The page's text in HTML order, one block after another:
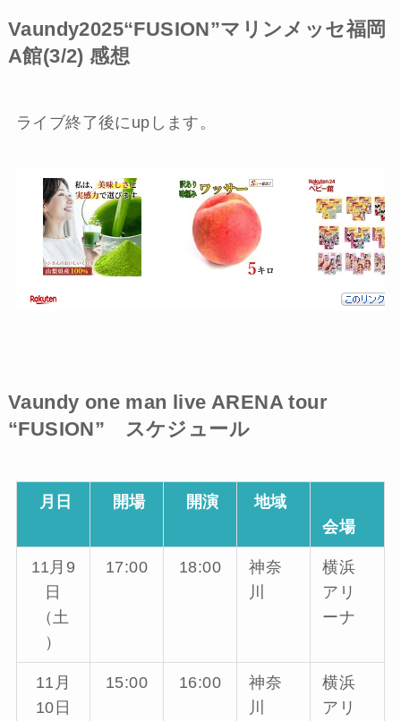
Vaundy2025“FUSION”マリンメッセ福岡
A館(3/2) 感想
ライブ終了後にupします。
Vaundy one man live ARENA tour
“FUSION” スケジュール
月日 開場 開演
地域
会場
11月9
日
（土
）
17:00 18:00
神奈
川
横浜
アリ
ーナ
11月
10日
15:00 16:00
神奈
川
横浜
アリ